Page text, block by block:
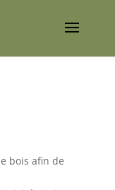
bois afin de